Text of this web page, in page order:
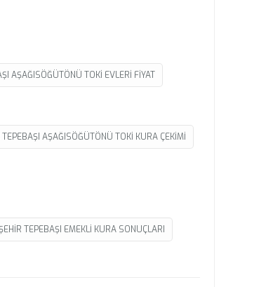
AŞAĞISÖĞÜTÖNÜ TOKI EVLERI FIYAT
TEPEBAŞI AŞAĞISÖĞÜTÖNÜ TOKI KURA ÇEKIMI
TEPEBAŞI EMEKLI KURA SONUÇLARI